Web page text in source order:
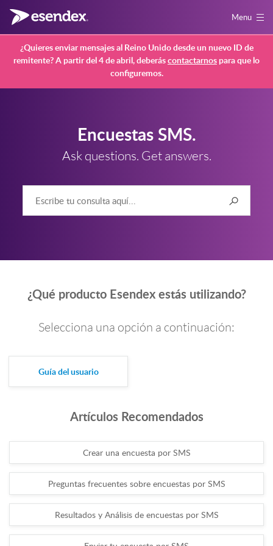
Menu
¿Quieres enviar mensajes al Reino Unido desde un nuevo ID de
remitente? A partir del 4 de abril, deberáscontactarnospara que lo
configuremos.
Encuestas SMS.
Ask questions. Get answers.
¿Qué producto Esendex estás utilizando?
Selecciona una opción a continuación:
Guía del usuario
Artículos Recomendados
Crear una encuesta por SMS
Preguntas frecuentes sobre encuestas por SMS
Resultados y Análisis de encuestas por SMS